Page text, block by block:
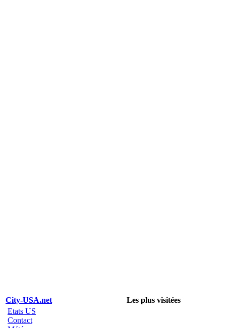
City-USA.net
Les plus visitées
Etats US
Contact